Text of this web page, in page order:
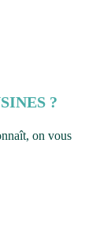
?
on vous